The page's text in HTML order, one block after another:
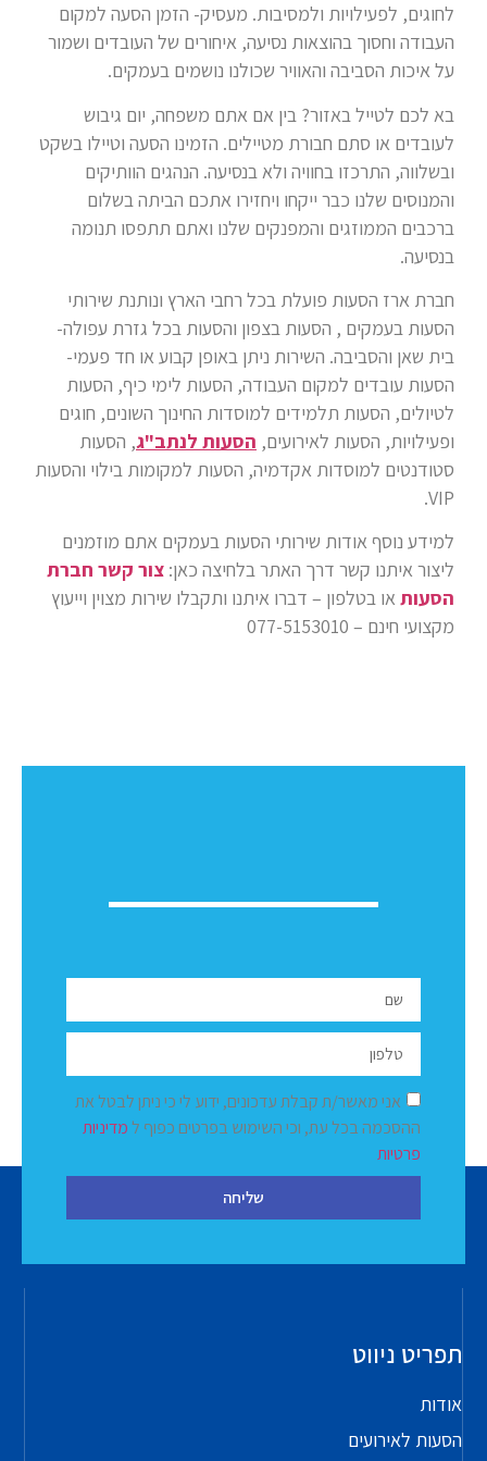
לחוגים, לפעילויות ולמסיבות. מעסיק- הזמן הסעה למקום
העבודה וחסוך בהוצאות נסיעה, איחורים של העובדים ושמור
על איכות הסביבה והאוויר שכולנו נושמים בעמקים.
בא לכם לטייל באזור? בין אם אתם משפחה, יום גיבוש
לעובדים או סתם חבורת מטיילים. הזמינו הסעה וטיילו בשקט
ובשלווה, התרכזו בחוויה ולא בנסיעה. הנהגים הוותיקים
והמנוסים שלנו כבר ייקחו ויחזירו אתכם הביתה בשלום
ברכבים הממוזגים והמפנקים שלנו ואתם תתפסו תנומה
בנסיעה.
חברת ארז הסעות פועלת בכל רחבי הארץ ונותנת שירותי
הסעות בעמקים , הסעות בצפון והסעות בכל גזרת עפולה-
בית שאן והסביבה. השירות ניתן באופן קבוע או חד פעמי-
הסעות עובדים למקום העבודה, הסעות לימי כיף, הסעות
לטיולים, הסעות תלמידים למוסדות החינוך השונים, חוגים
ופעילויות, הסעות לאירועים, הסעות לנתב"ג, הסעות
סטודנטים למוסדות אקדמיה, הסעות למקומות בילוי והסעות
VIP.
למידע נוסף אודות שירותי הסעות בעמקים אתם מוזמנים
ליצור איתנו קשר דרך האתר בלחיצה כאן: צור קשר חברת
הסעות או בטלפון – דברו איתנו ותקבלו שירות מצוין וייעוץ
מקצועי חינם – 077-5153010
אני מאשר/ת קבלת עדכונים, ידוע לי כי ניתן לבטל את
ההסכמה בכל עת, וכי השימוש בפרטים כפוף למדיניות
פרטיות
שליחה
תפריט ניווט
אודות
הסעות לאירועים